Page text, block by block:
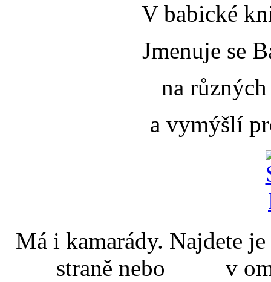
V babické
Jmenuje se
na
a vymýšlí
Má i kamarády.
straně nebo v